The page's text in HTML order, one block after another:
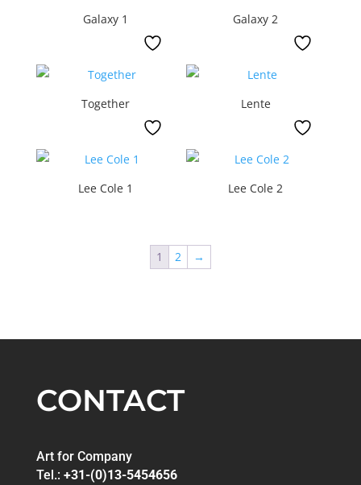
Galaxy 1 Galaxy 2
Together Lente
Lee Cole 1 Lee Cole 2
1 2 →
CONTACT
Art for Company
Tel.: +31-(0)13-5454656